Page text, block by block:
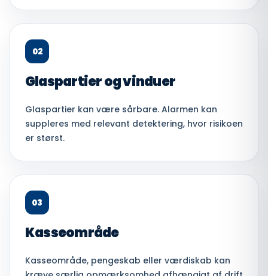
02
Glaspartier og vinduer
Glaspartier kan være sårbare. Alarmen kan
suppleres med relevant detektering, hvor risikoen
er størst.
03
Kasseområde
Kasseområde, pengeskab eller værdiskab kan